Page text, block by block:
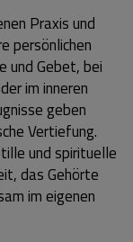
Praxis und
persönlichen
und Gebet, bei
im inneren
geben
Vertiefung.
und spirituelle
das Gehörte
im eigenen